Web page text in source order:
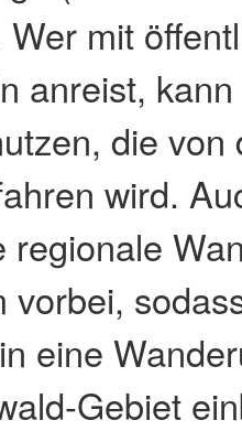
mit
anreist,
die von
wird.
regionale
vorbei,
eine
Gebiet